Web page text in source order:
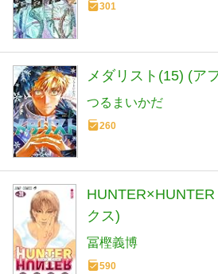
301
メダリスト(15) (ア
つるまいかだ
260
クス)
冨樫義博
590